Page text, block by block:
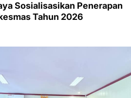
Sosialisasikan Penerapan
Tahun 2026